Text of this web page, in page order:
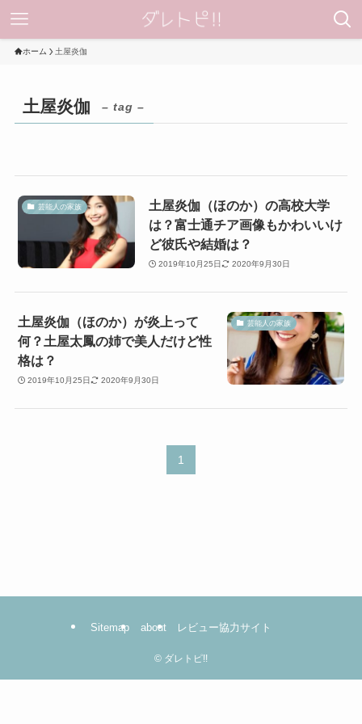
ホーム 土屋炎伽
土屋炎伽 – tag –
芸能人の家族
土屋炎伽（ほのか）の高校大学
は？富士通チア画像もかわいいけ
ど彼氏や結婚は？
2019年10月25日 2020年9月30日
芸能人の家族
土屋炎伽（ほのか）が炎上って
何？土屋太鳳の姉で美人だけど性
格は？
2019年10月25日 2020年9月30日
1
Sitemap about レビュー協力サイト
© ダレトピ!!